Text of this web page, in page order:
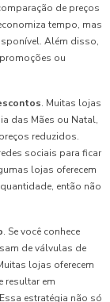
de preços
tempo, mas
Além disso,
ou
. Muitas lojas
das Mães ou Natal,
reduzidos.
sociais para ficar
lojas oferecem
então não
. Se você conhece
de válvulas de
lojas oferecem
resultar em
estratégia não só